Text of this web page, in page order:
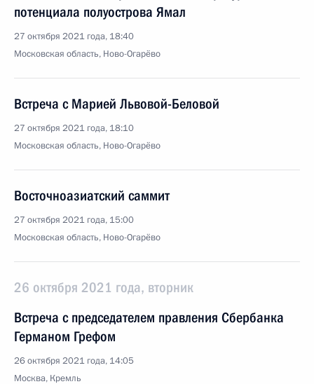
потенциала полуострова Ямал
27 октября 2021 года, 18:40
Московская область, Ново-Огарёво
Встреча с Марией Львовой-Беловой
27 октября 2021 года, 18:10
Московская область, Ново-Огарёво
Восточноазиатский саммит
27 октября 2021 года, 15:00
Московская область, Ново-Огарёво
26 октября 2021 года, вторник
Встреча с председателем правления Сбербанка
Германом Грефом
26 октября 2021 года, 14:05
Москва, Кремль